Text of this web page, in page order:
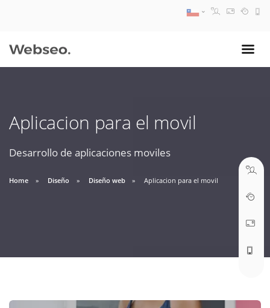
Aplicacion para el movil
Desarrollo de aplicaciones moviles
Home Diseño Diseño web Aplicacion para el movil
09:30 AM A 18:30 PM
soporte@webseo.cl